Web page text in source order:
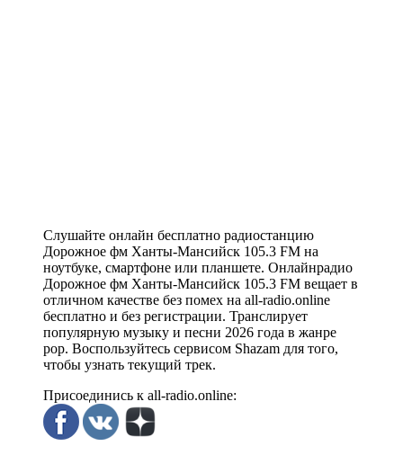
Слушайте онлайн бесплатно радиостанцию
Дорожное фм Ханты-Мансийск 105.3 FM на
ноутбуке, смартфоне или планшете. Онлайнрадио
Дорожное фм Ханты-Мансийск 105.3 FM вещает в
отличном качестве без помех на all-radio.online
бесплатно и без регистрации. Транслирует
популярную музыку и песни 2026 года в жанре
pop. Воспользуйтесь сервисом Shazam для того,
чтобы узнать текущий трек.
Присоединись к all-radio.online: